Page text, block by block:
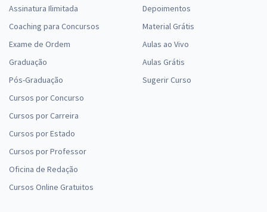
Assinatura Ilimitada
Coaching para Concursos
Exame de Ordem
Graduação
Pós-Graduação
Cursos por Concurso
Cursos por Carreira
Cursos por Estado
Cursos por Professor
Oficina de Redação
Cursos Online Gratuitos
Depoimentos
Material Grátis
Aulas ao Vivo
Aulas Grátis
Sugerir Curso